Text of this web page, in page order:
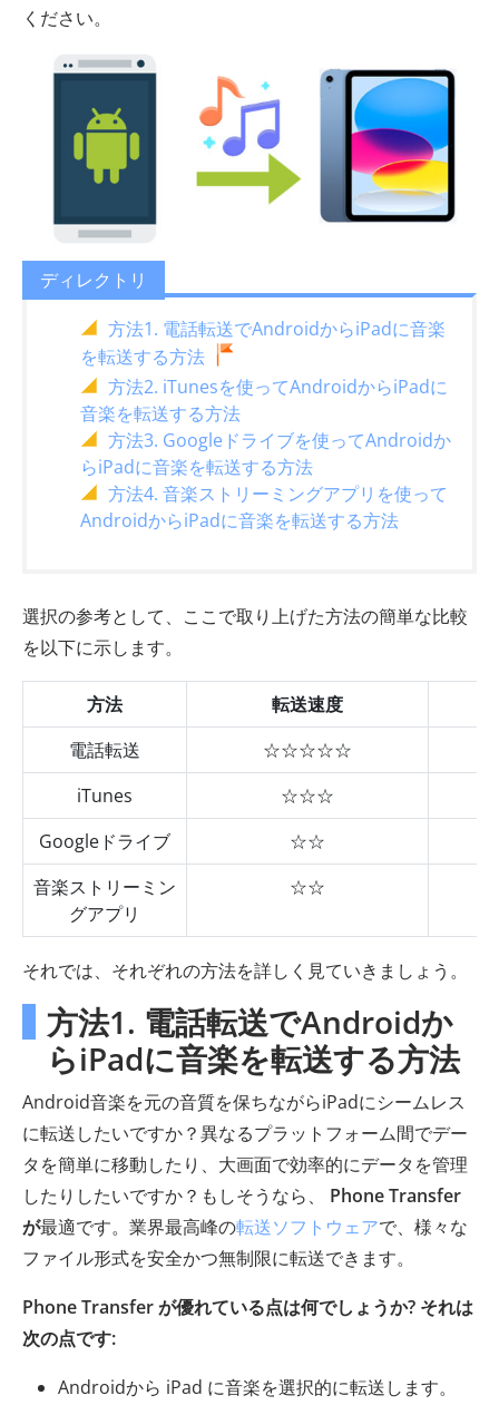
ください。
ディレクトリ
方法1. 電話転送でAndroidからiPadに音楽
を転送する方法
方法2. iTunesを使ってAndroidからiPadに
音楽を転送する方法
方法3. Googleドライブを使ってAndroidか
らiPadに音楽を転送する方法
方法4. 音楽ストリーミングアプリを使って
AndroidからiPadに音楽を転送する方法
選択の参考として、ここで取り上げた方法の簡単な比較
を以下に示します。
方法
転送速度
電話転送
☆☆☆☆☆
iTunes
☆☆☆
Googleドライブ
☆☆
音楽ストリーミン
グアプリ
☆☆
それでは、それぞれの方法を詳しく見ていきましょう。
方法1. 電話転送でAndroidか
らiPadに音楽を転送する方法
Android音楽を元の音質を保ちながらiPadにシームレス
に転送したいですか？異なるプラットフォーム間でデー
タを簡単に移動したり、大画面で効率的にデータを管理
したりしたいですか？もしそうなら、 Phone Transfer
が最適です。業界最高峰の転送ソフトウェアで、様々な
ファイル形式を安全かつ無制限に転送できます。
Phone Transfer が優れている点は何でしょうか? それは
次の点です:
Androidから iPad に音楽を選択的に転送します。